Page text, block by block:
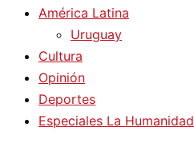
América Latina
Uruguay
Cultura
Opinión
Deportes
Especiales La Humanidad